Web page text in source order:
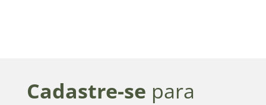
Cadastre-se para